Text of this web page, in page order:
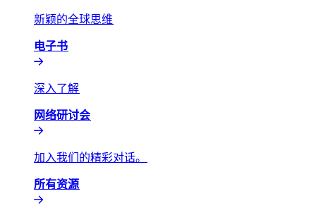
新颖的全球思维​​
电子书​​
深入了解​​
网络研讨会​​
加入我们的精彩对话。​​
所有资源​​